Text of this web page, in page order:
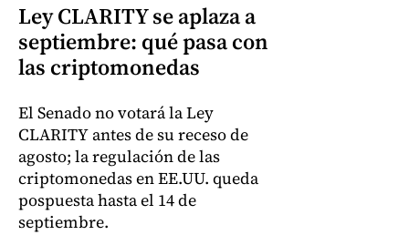
Ley CLARITY se aplaza a
septiembre: qué pasa con
las criptomonedas
El Senado no votará la Ley
CLARITY antes de su receso de
agosto; la regulación de las
criptomonedas en EE.UU. queda
pospuesta hasta el 14 de
septiembre.